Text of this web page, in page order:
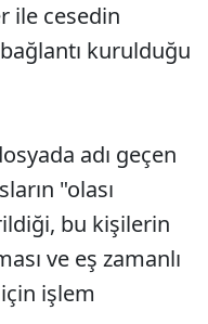
ile cesedin
kurulduğu
adı geçen
"olası
bu kişilerin
ve eş zamanlı
işlem